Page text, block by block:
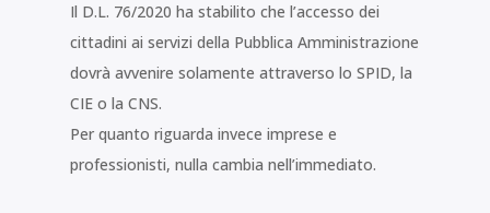
Il D.L. 76/2020 ha stabilito che l’accesso dei
cittadini ai servizi della Pubblica Amministrazione
dovrà avvenire solamente attraverso lo SPID, la
CIE o la CNS.
Per quanto riguarda invece imprese e
professionisti, nulla cambia nell’immediato.